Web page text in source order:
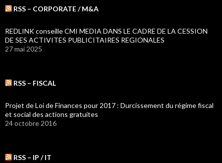
RSS – CORPORATE / M&A
REDLINK conseille CMI MEDIA DANS LE CADRE DE LA CESSION
DE SES ACTIVITES PUBLICITAIRES REGIONALES
27 mai 2025
RSS – FISCAL
Projet de Loi de Finances pour 2017 : Durcissement du régime fiscal
et social des actions gratuites
24 octobre 2016
RSS – IP / IT